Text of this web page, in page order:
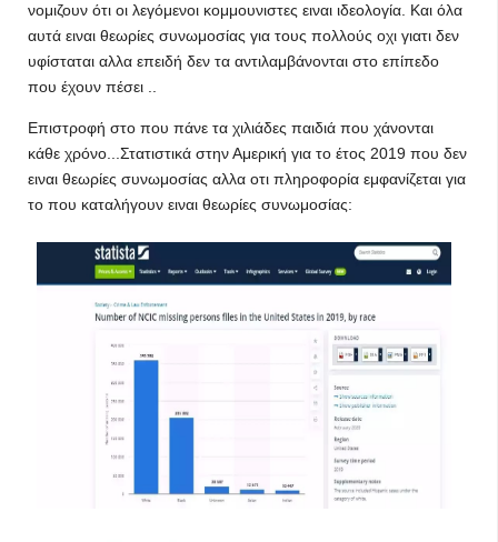
νομιζουν ότι οι λεγόμενοι κομμουνιστες ειναι ιδεολογία. Και όλα
αυτά ειναι θεωρίες συνωμοσίας για τους πολλούς οχι γιατι δεν
υφίσταται αλλα επειδή δεν τα αντιλαμβάνονται στο επίπεδο
που έχουν πέσει ..
Επιστροφή στο που πάνε τα χιλιάδες παιδιά που χάνονται
κάθε χρόνο...Στατιστικά στην Αμερική για το έτος 2019 που δεν
ειναι θεωρίες συνωμοσίας αλλα οτι πληροφορία εμφανίζεται για
το που καταλήγουν ειναι θεωρίες συνωμοσίας: